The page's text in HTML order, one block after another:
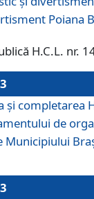
Poiana
H.C.L. nr.
și completarea
de
Municipiului